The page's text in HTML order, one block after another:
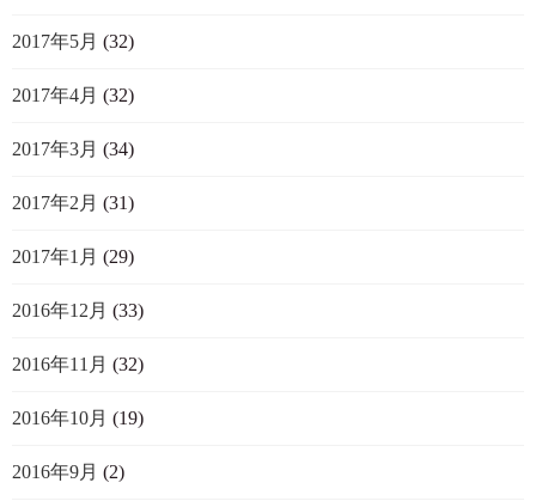
2017年5月 (32)
2017年4月 (32)
2017年3月 (34)
2017年2月 (31)
2017年1月 (29)
2016年12月 (33)
2016年11月 (32)
2016年10月 (19)
2016年9月 (2)